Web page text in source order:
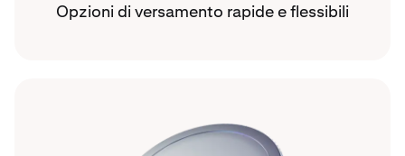
Opzioni di versamento rapide e flessibili